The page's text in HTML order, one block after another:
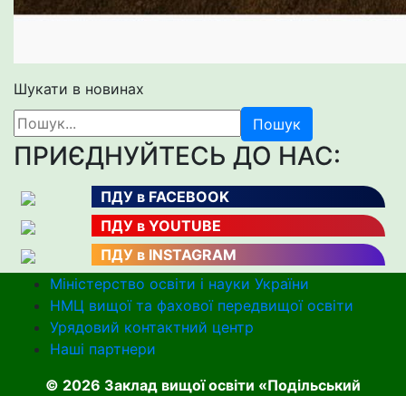
Шукати в новинах
Пошук
ПРИЄДНУЙТЕСЬ ДО НАС:
ПДУ в FACEBOOK
ПДУ в YOUTUBE
ПДУ в INSTAGRAM
Міністерство освіти і науки України
НМЦ вищої та фахової передвищої освіти
Урядовий контактний центр
Наші партнери
© 2026 Заклад вищої освіти «Подільський